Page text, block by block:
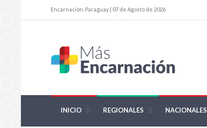
Encarnación, Paraguay | 07 de Agosto de 2026
INICIO REGIONALES NACIONALES